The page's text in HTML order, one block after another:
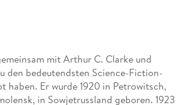
mit Arthur C. Clarke und
den bedeutendsten Science-Fiction-
haben. Er wurde 1920 in Petrowitsch,
in Sowjetrussland geboren. 1923